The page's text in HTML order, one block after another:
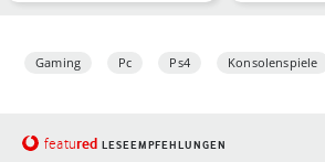
März …
Gaming Pc Ps4 Konsolenspiele
featured LESEEMPFEHLUNGEN